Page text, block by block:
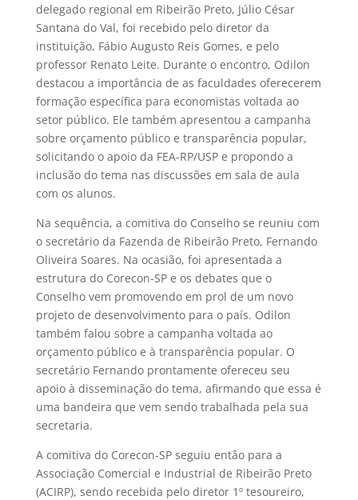
delegado regional em Ribeirão Preto, Júlio César
Santana do Val, foi recebido pelo diretor da
instituição, Fábio Augusto Reis Gomes, e pelo
professor Renato Leite. Durante o encontro, Odilon
destacou a importância de as faculdades oferecerem
formação específica para economistas voltada ao
setor público. Ele também apresentou a campanha
sobre orçamento público e transparência popular,
solicitando o apoio da FEA-RP/USP e propondo a
inclusão do tema nas discussões em sala de aula
com os alunos.
Na sequência, a comitiva do Conselho se reuniu com
o secretário da Fazenda de Ribeirão Preto, Fernando
Oliveira Soares. Na ocasião, foi apresentada a
estrutura do Corecon-SP e os debates que o
Conselho vem promovendo em prol de um novo
projeto de desenvolvimento para o país. Odilon
também falou sobre a campanha voltada ao
orçamento público e à transparência popular. O
secretário Fernando prontamente ofereceu seu
apoio à disseminação do tema, afirmando que essa é
uma bandeira que vem sendo trabalhada pela sua
secretaria.
A comitiva do Corecon-SP seguiu então para a
Associação Comercial e Industrial de Ribeirão Preto
(ACIRP), sendo recebida pelo diretor 1º tesoureiro,